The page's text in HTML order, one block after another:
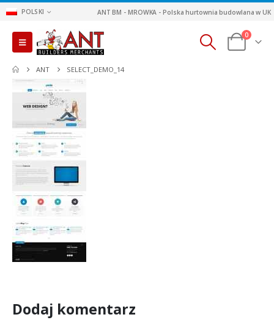
POLSKI ANT BM - MROWKA - Polska hurtownia budowlana w UK
0
ANT SELECT_DEMO_14
Dodaj komentarz